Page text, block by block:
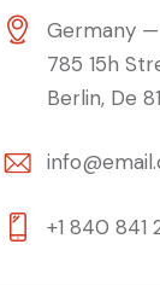
Germany —
785 15h
Berlin, De
+1 840 841